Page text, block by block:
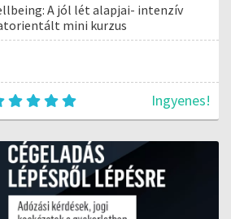
A jól lét alapjai- intenzív
mini kurzus
Ingyenes!